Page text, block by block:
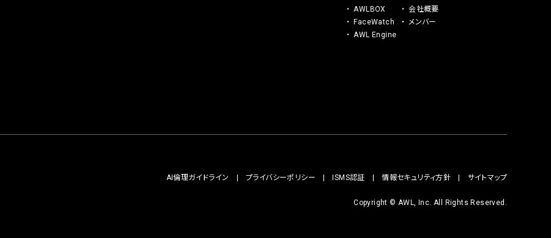
AWLBOX
FaceWatch
AWL Engine
会社概要
メンバー
AI倫理ガイドライン プライバシーポリシー ISMS認証 情報セキュリティ方針 サイトマップ
Copyright © AWL, Inc. All Rights Reserved.